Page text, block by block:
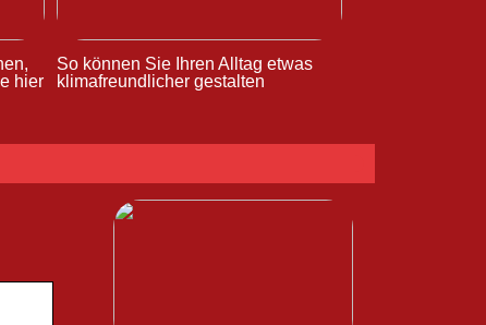
hier
So können Sie Ihren Alltag etwas
klimafreundlicher gestalten